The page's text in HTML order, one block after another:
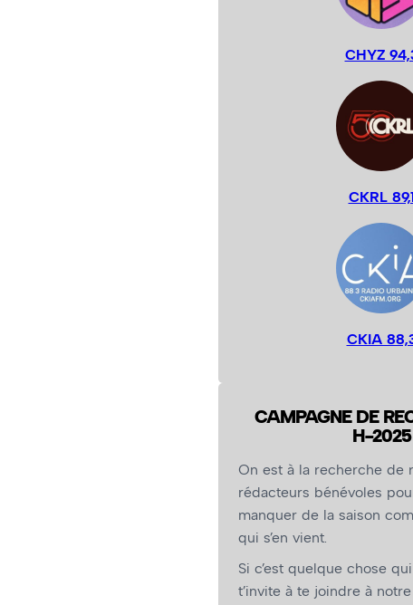
CHYZ
CKRL
CKIA
CAMPAGNE DE
H-2025
On est à la recherche de
rédacteurs bénévoles
manquer de la saison
qui s’en vient.
Si c’est quelque chose
t’invite à te joindre à